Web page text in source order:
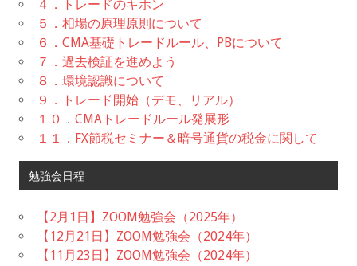
４．トレードのキホン
５．相場の原理原則について
６．CMA基礎トレードルール、PBについて
７．過去検証を進めよう
８．環境認識について
９．トレード開始（デモ、リアル）
１０．CMAトレードルール発展形
１１．FX節税セミナー＆暗号通貨の税金に関して
勉強会日程
【2月1日】ZOOM勉強会（2025年）
【12月21日】ZOOM勉強会（2024年）
【11月23日】ZOOM勉強会（2024年）